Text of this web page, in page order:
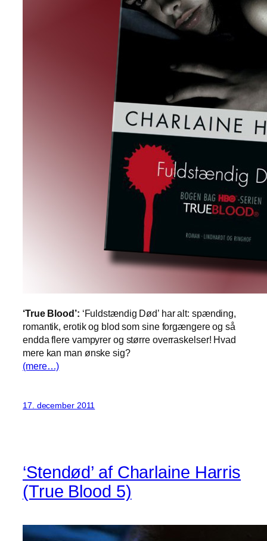
‘True Blood’: ‘Fuldstændig Død’ har alt: spænding,
romantik, erotik og blod som sine forgængere og så
endda flere vampyrer og større overraskelser! Hvad
mere kan man ønske sig?
(mere…)
17. december 2011
‘Stendød’ af Charlaine Harris
(True Blood 5)